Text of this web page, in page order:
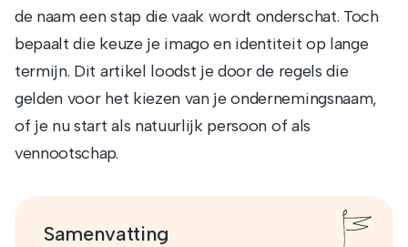
de naam een stap die vaak wordt onderschat. Toch
bepaalt die keuze je imago en identiteit op lange
termijn. Dit artikel loodst je door de regels die
gelden voor het kiezen van je ondernemingsnaam,
of je nu start als natuurlijk persoon of als
vennootschap.
Samenvatting